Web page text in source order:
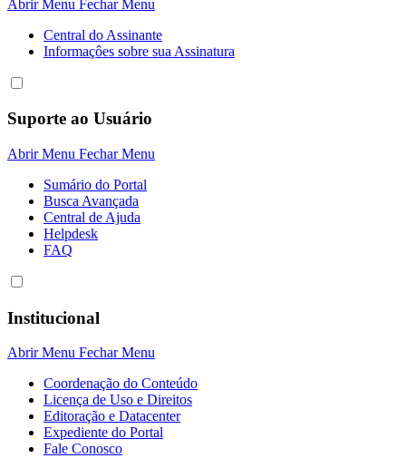
Abrir Menu Fechar Menu
Central do Assinante
Informaçôes sobre sua Assinatura
Suporte ao Usuário
Abrir Menu Fechar Menu
Sumário do Portal
Busca Avançada
Central de Ajuda
Helpdesk
FAQ
Institucional
Abrir Menu Fechar Menu
Coordenação do Conteúdo
Licença de Uso e Direitos
Editoração e Datacenter
Expediente do Portal
Fale Conosco